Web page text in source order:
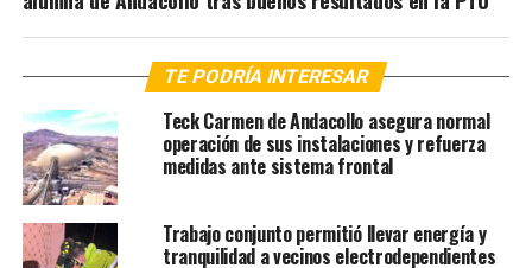
TE PODRÍA INTERESAR
Teck Carmen de Andacollo asegura normal
operación de sus instalaciones y refuerza
medidas ante sistema frontal
Trabajo conjunto permitió llevar energía y
tranquilidad a vecinos electrodependientes